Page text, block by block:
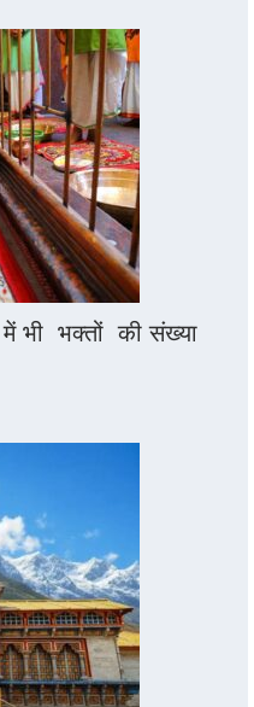
में भी भक्तों की संख्या